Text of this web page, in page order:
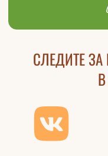
Правила посещения